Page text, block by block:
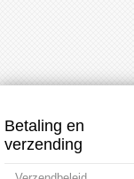
Betaling en
verzending